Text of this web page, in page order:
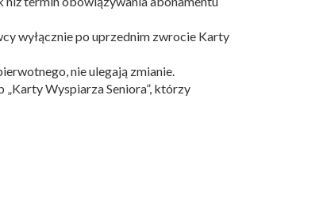
wyłącznie po uprzednim zwrocie Karty
nie ulegają zmianie.
Wyspiarza Seniora”, którzy